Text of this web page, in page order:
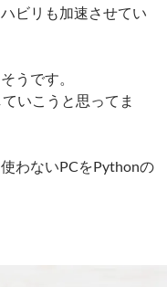
ビリも加速させてい
うです。
いこうと思ってま
わないPCをPythonの